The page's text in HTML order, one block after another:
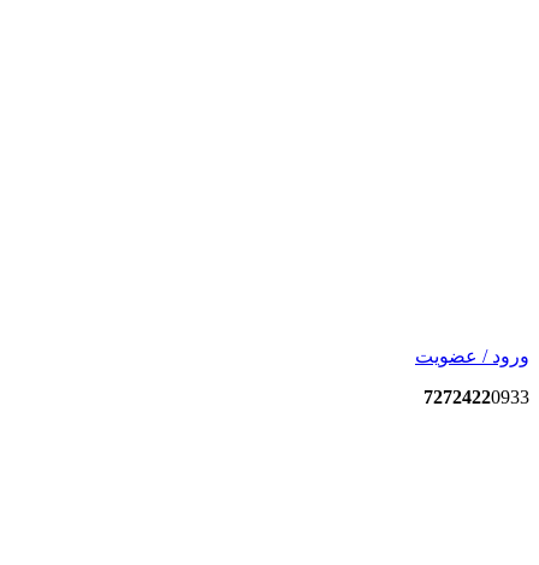
ورود / عضویت
72724220933